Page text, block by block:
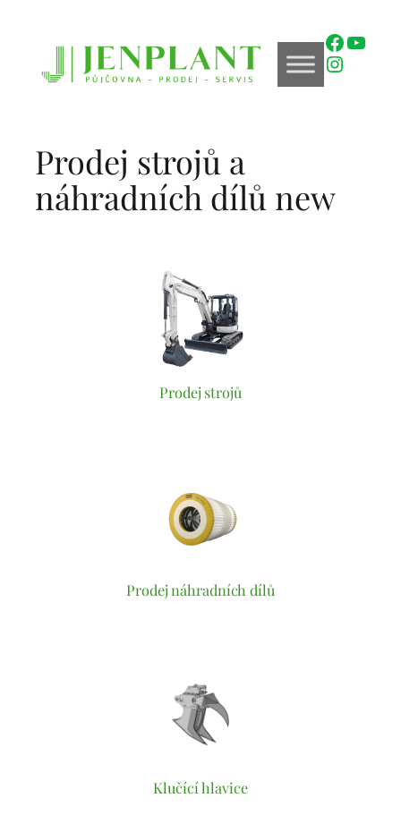
Prodej strojů a
náhradních dílů new
Prodej strojů
Prodej náhradních dílů
Klučící hlavice